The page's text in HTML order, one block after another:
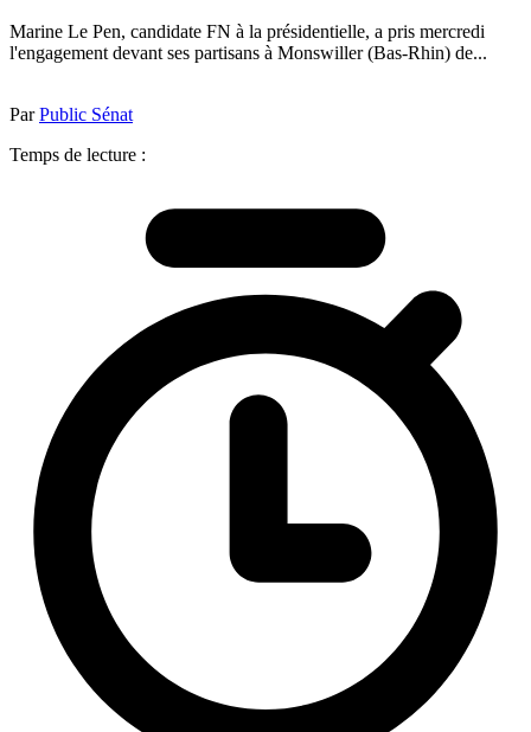
Marine Le Pen, candidate FN à la présidentielle, a pris mercredi
l'engagement devant ses partisans à Monswiller (Bas-Rhin) de...
ParPublic Sénat
Temps de lecture :